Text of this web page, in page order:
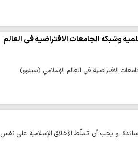
وشبكة الجامعات الافتراضية في العالم
الافتراضية في العالم الإسلامي (سینوو).
و يجب أن تسلّط الأخلاق الإسلامية على نفس